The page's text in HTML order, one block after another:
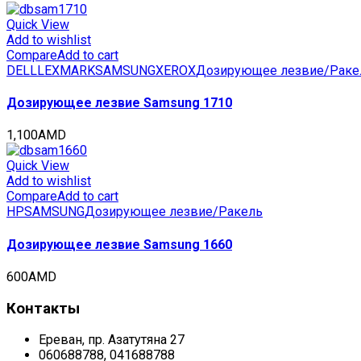
Quick View
Add to wishlist
CompareAdd to cart
DELLLEXMARKSAMSUNGXEROXДозирующее лезвие/
Дозирующее лезвие Samsung 1710
1,100AMD
Quick View
Add to wishlist
CompareAdd to cart
HPSAMSUNGДозирующее лезвие/Ракель
Дозирующее лезвие Samsung 1660
600AMD
Контакты
Ереван, пр. Азатутяна 27
060688788, 041688788